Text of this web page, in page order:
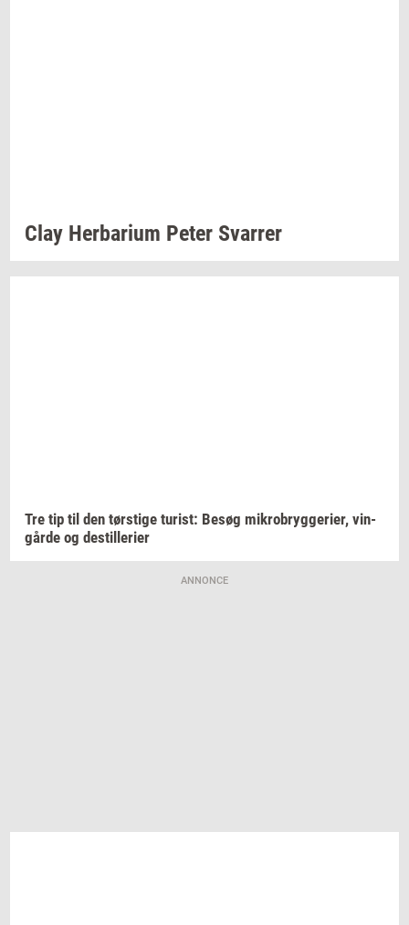
Clay Her­ba­ri­um Peter Svar­rer
Tre tip til den tørsti­ge turist: Besøg mi­kro­bryg­ge­ri­er, vin­
går­de og destil­le­ri­er
ANNONCE